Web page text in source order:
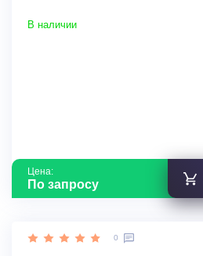
В наличии
Цена:
По запросу
0